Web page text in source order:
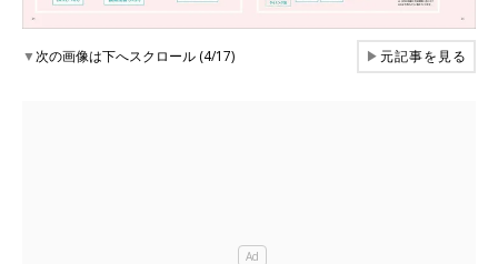
▼次の画像は下へスクロール (4/17) ▶元記事を見る